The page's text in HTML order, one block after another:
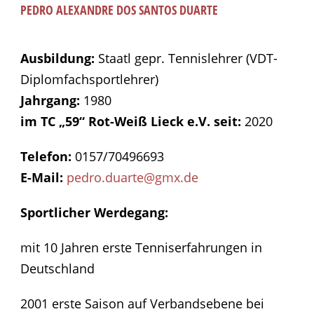
PEDRO ALEXANDRE DOS SANTOS DUARTE
Ausbildung: Staatl gepr. Tennislehrer (VDT-
Diplomfachsportlehrer)
Jahrgang: 1980
im TC „59“ Rot-Weiß Lieck e.V. seit: 2020
Telefon: 0157/70496693
E-Mail: pedro.duarte@gmx.de
Sportlicher Werdegang:
mit 10 Jahren erste Tenniserfahrungen in
Deutschland
2001 erste Saison auf Verbandsebene bei